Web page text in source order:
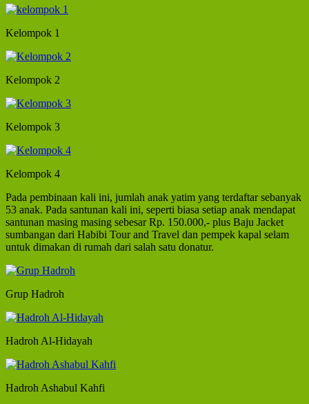
Kelompok 1
Kelompok 2
Kelompok 3
Kelompok 4
Pada pembinaan kali ini, jumlah anak yatim yang terdaftar sebanyak
53 anak. Pada santunan kali ini, seperti biasa setiap anak mendapat
santunan masing masing sebesar Rp. 150.000,- plus Baju Jacket
sumbangan dari Habibi Tour and Travel dan pempek kapal selam
untuk dimakan di rumah dari salah satu donatur.
Grup Hadroh
Hadroh Al-Hidayah
Hadroh Ashabul Kahfi